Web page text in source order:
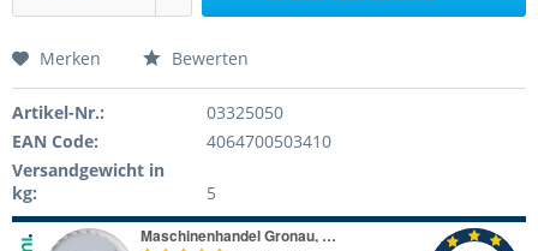
Merken Bewerten
Artikel-Nr.:
03325050
EAN Code:
4064700503410
Versandgewicht in
kg:
5